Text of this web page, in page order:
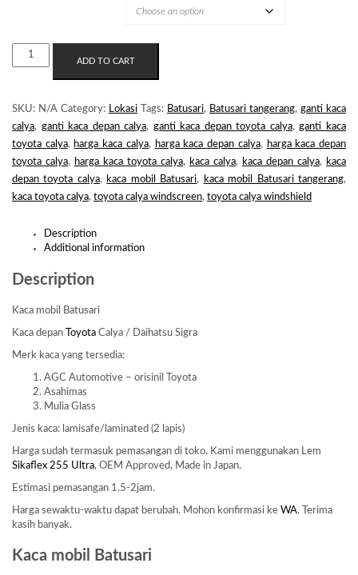
KACA
MOBIL
QUANTITY
ADD TO CART
SKU: N/A Category: Lokasi Tags: Batusari, Batusari tangerang, ganti kaca
calya, ganti kaca depan calya, ganti kaca depan toyota calya,ganti kaca
toyota calya, harga kaca calya, harga kaca depan calya, harga kaca depan
toyota calya, harga kaca toyota calya, kaca calya, kaca depan calya, kaca
depan toyota calya, kaca mobil Batusari, kaca mobil Batusari tangerang,
kaca toyota calya, toyota calya windscreen, toyota calya windshield
Description
Additional information
Description
Kaca mobil Batusari
Kaca depan Toyota Calya / Daihatsu Sigra
Merk kaca yang tersedia:
AGC Automotive – orisinil Toyota
Asahimas
Mulia Glass
Jenis kaca: lamisafe/laminated (2 lapis)
Harga sudah termasuk pemasangan di toko. Kami menggunakan Lem
Sikaflex 255 Ultra, OEM Approved, Made in Japan.
Estimasi pemasangan 1.5-2jam.
Harga sewaktu-waktu dapat berubah. Mohon konfirmasi ke WA. Terima
kasih banyak.
Kaca mobil Batusari